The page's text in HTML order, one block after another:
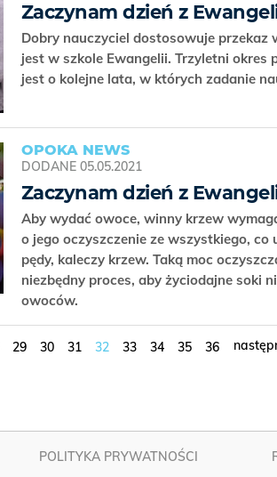
Zaczynam dzień z
Dobry nauczyciel dostosowuje przekaz
jest w szkole Ewangelii. Trzyletni okres
jest o kolejne lata, w których zadanie
OPOKA NEWS
DODANE 05.05.2021
Zaczynam dzień z
Aby wydać owoce, winny krzew
o jego oczyszczenie ze wszystkiego,
pędy, kaleczy krzew. Taką moc
niezbędny proces, aby życiodajne soki
owoców.
29 30 31 32 33 34 35 36
POLITYKA PRYWATNOŚCI